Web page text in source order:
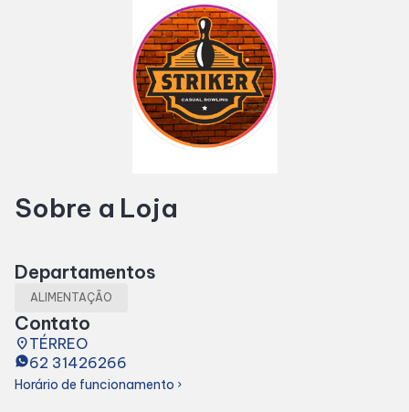
Cinema
Fique Por Dentro
Lojas e Restaurantes
Sobre a Loja
Departamentos
ALIMENTAÇÃO
Contato
placeTÉRREO
62 31426266
Horário de funcionamento chevron_right